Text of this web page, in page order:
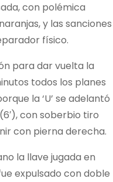
con polémica
y las sanciones
físico.
para dar vuelta la
todos los planes
la ‘U’ se adelantó
con soberbio tiro
con pierna derecha.
la llave jugada en
expulsado con doble